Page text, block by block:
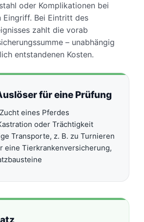
oder Komplikationen bei
Eingriff. Bei Eintritt des
zahlt die vorab
– unabhängig
entstandenen Kosten.
für eine Prüfung
eines Pferdes
oder Trächtigkeit
Transporte, z. B. zu Turnieren
eine Tierkrankenversicherung,